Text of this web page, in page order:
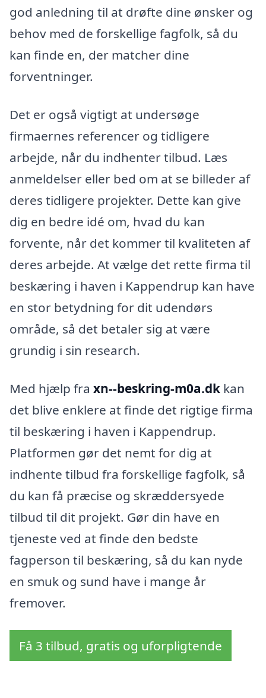
god anledning til at drøfte dine ønsker og
behov med de forskellige fagfolk, så du
kan finde en, der matcher dine
forventninger.
Det er også vigtigt at undersøge
firmaernes referencer og tidligere
arbejde, når du indhenter tilbud. Læs
anmeldelser eller bed om at se billeder af
deres tidligere projekter. Dette kan give
dig en bedre idé om, hvad du kan
forvente, når det kommer til kvaliteten af
deres arbejde. At vælge det rette firma til
beskæring i haven i Kappendrup kan have
en stor betydning for dit udendørs
område, så det betaler sig at være
grundig i sin research.
Med hjælp fra xn--beskring-m0a.dk kan
det blive enklere at finde det rigtige firma
til beskæring i haven i Kappendrup.
Platformen gør det nemt for dig at
indhente tilbud fra forskellige fagfolk, så
du kan få præcise og skræddersyede
tilbud til dit projekt. Gør din have en
tjeneste ved at finde den bedste
fagperson til beskæring, så du kan nyde
en smuk og sund have i mange år
fremover.
Få 3 tilbud, gratis og uforpligtende